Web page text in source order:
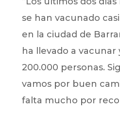
se han vacunado
en la ciudad de
ha llevado a vacunar
200.000 personas.
vamos por buen
falta mucho por